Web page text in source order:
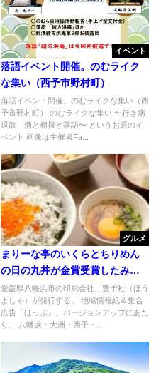
イベント
落語イベント開催。のむライク
な集い（西予市野村町）
落語イベント開催。のむライクな集い（西
予市野村町） のむライクな集い 〜行き病
退散 酒と相撲と落語〜 というお題のイ
ベント 画像は主催者Fa...
グルメ
まりーな亭のいくらとちりめん
の日の丸丼が金賞受賞したみた
い
愛媛県八幡浜市の印刷会社、豊予社（ほう
よしゃ）が発行する、 地域情報紙＆集合
広告「ほっぷ」。バージョンアップにあた
り、 八幡浜・大洲・西予・...